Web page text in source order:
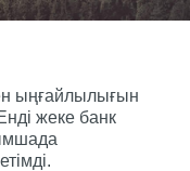
ыңғайлылығын
жеке банк